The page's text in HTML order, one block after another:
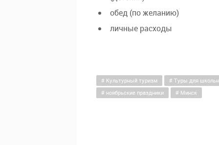
обед (по желанию)
личные расходы
Культурный туризм Туры для
ноябрьские праздники
Минск